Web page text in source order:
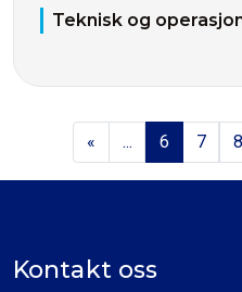
Teknisk og
« ... 6 7 8
Kontakt oss